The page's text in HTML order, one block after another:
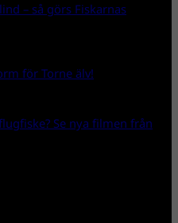
– så görs Fiskarnas
för Torne älv!
Se nya filmen från